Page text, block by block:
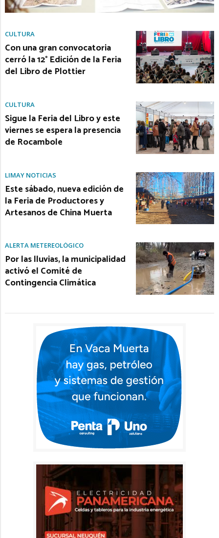
CULTURA
Con una gran convocatoria
cerró la 12° Edición de la Feria
del Libro de Plottier
CULTURA
Sigue la Feria del Libro y este
viernes se espera la presencia
de Rocambole
LIMAY NOTICIAS
Este sábado, nueva edición de
la Feria de Productores y
Artesanos de China Muerta
ALERTA METEREOLÓGICO
Por las lluvias, la municipalidad
activó el Comité de
Contingencia Climática